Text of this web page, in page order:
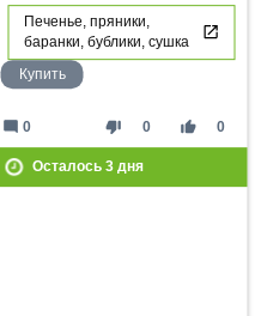
Печенье, пряники,
баранки, бублики, сушка
Купить
thumb_down 0 thumb_up 0
mode_comment 0
Осталось 3дня